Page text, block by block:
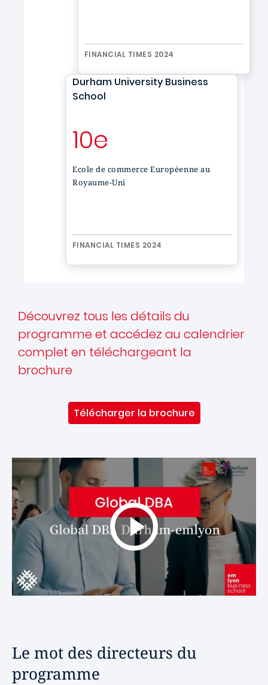
FINANCIAL TIMES 2024
Durham University Business
School
10e
Ecole de commerce Européenne au
Royaume-Uni
FINANCIAL TIMES 2024
Découvrez tous les détails du
programme et accédez au calendrier
complet en téléchargeant la
brochure
Télécharger la brochure
Le mot des directeurs du
programme